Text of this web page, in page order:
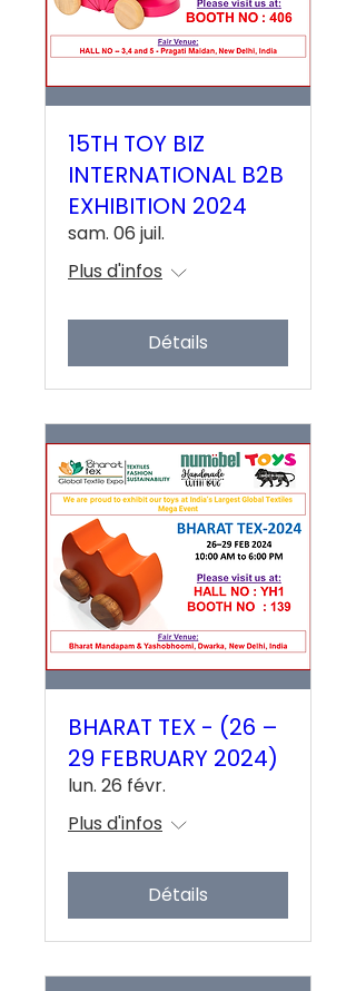
15TH TOY BIZ
INTERNATIONAL B2B
EXHIBITION 2024
sam. 06 juil.
Plus d'infos
Détails
BHARAT TEX - (26 –
29 FEBRUARY 2024)
lun. 26 févr.
Plus d'infos
Détails